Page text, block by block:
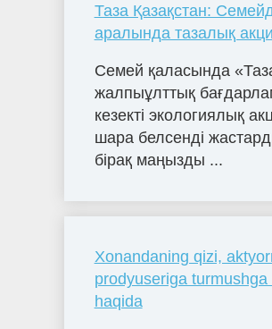
Таза Қазақстан:
аралында тазалық
Семей қаласында
жалпыұлттық
кезекті экологиялық
шара белсенді
бірақ маңызды ...
Xonandaning qizi,
prodyuseriga
haqida